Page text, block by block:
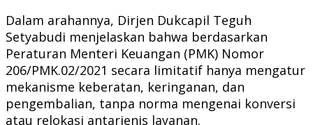
Dalam arahannya, Dirjen Dukcapil Teguh
Setyabudi menjelaskan bahwa berdasarkan
Peraturan Menteri Keuangan (PMK) Nomor
206/PMK.02/2021 secara limitatif hanya mengatur
mekanisme keberatan, keringanan, dan
pengembalian, tanpa norma mengenai konversi
atau relokasi antarjenis layanan.